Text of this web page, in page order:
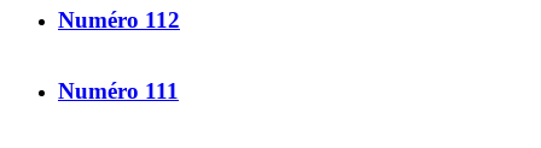
Numéro 112
Numéro 111